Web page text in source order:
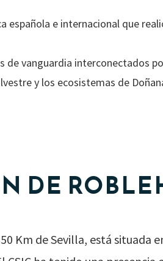
española e internacional que
de vanguardia interconectados
y los ecosistemas de
DE
Km de Sevilla, está situada